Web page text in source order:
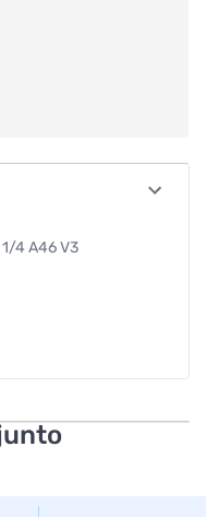
4 A46 V3